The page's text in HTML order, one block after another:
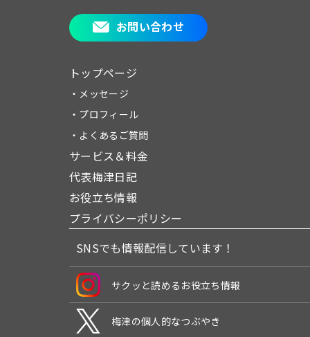
お問い合わせ
トップページ
・メッセージ
・プロフィール
・よくあるご質問
サービス＆料金
代表梅津日記
お役立ち情報
プライバシーポリシー
SNSでも情報配信しています！
サクッと読めるお役立ち情報
梅津の個人的なつぶやき